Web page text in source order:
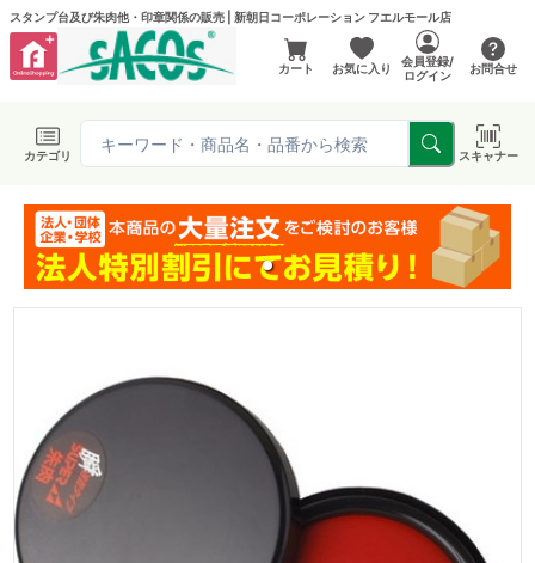
スタンプ台及び朱肉他・印章関係の販売 | 新朝日コーポレーション フエルモール店
カート お気に入り
会員登録/
ログイン
お問合せ
カテゴリ スキャナー